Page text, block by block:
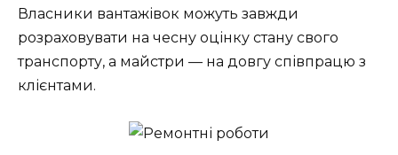
Власники вантажівок можуть завжди
розраховувати на чесну оцінку стану свого
транспорту, а майстри — на довгу співпрацю з
клієнтами.